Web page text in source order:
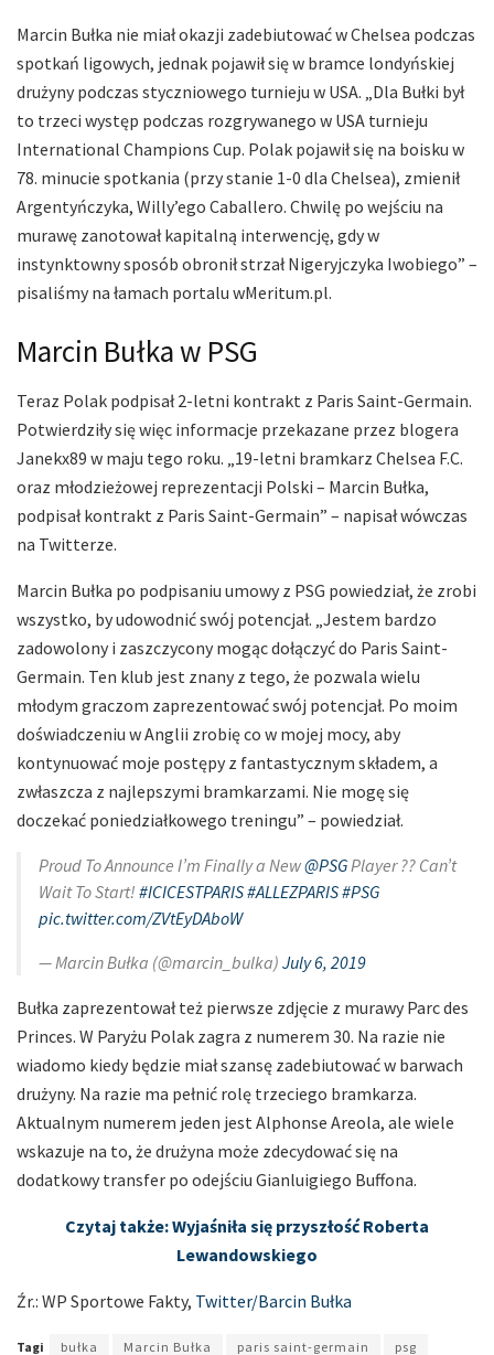
Marcin Bułka nie miał okazji zadebiutować w Chelsea podczas
spotkań ligowych, jednak pojawił się w bramce londyńskiej
drużyny podczas styczniowego turnieju w USA. „Dla Bułki był
to trzeci występ podczas rozgrywanego w USA turnieju
International Champions Cup. Polak pojawił się na boisku w
78. minucie spotkania (przy stanie 1-0 dla Chelsea), zmienił
Argentyńczyka, Willy’ego Caballero. Chwilę po wejściu na
murawę zanotował kapitalną interwencję, gdy w
instynktowny sposób obronił strzał Nigeryjczyka Iwobiego” –
pisaliśmy na łamach portalu wMeritum.pl.
Marcin Bułka w PSG
Teraz Polak podpisał 2-letni kontrakt z Paris Saint-Germain.
Potwierdziły się więc informacje przekazane przez blogera
Janekx89 w maju tego roku. „19-letni bramkarz Chelsea F.C.
oraz młodzieżowej reprezentacji Polski – Marcin Bułka,
podpisał kontrakt z Paris Saint-Germain” – napisał wówczas
na Twitterze.
Marcin Bułka po podpisaniu umowy z PSG powiedział, że zrobi
wszystko, by udowodnić swój potencjał. „Jestem bardzo
zadowolony i zaszczycony mogąc dołączyć do Paris Saint-
Germain. Ten klub jest znany z tego, że pozwala wielu
młodym graczom zaprezentować swój potencjał. Po moim
doświadczeniu w Anglii zrobię co w mojej mocy, aby
kontynuować moje postępy z fantastycznym składem, a
zwłaszcza z najlepszymi bramkarzami. Nie mogę się
doczekać poniedziałkowego treningu” – powiedział.
Proud To Announce I’m Finally a New@PSG Player ?? Can’t
Wait To Start! #ICICESTPARIS#ALLEZPARIS#PSG
pic.twitter.com/ZVtEyDAboW
— Marcin Bułka (@marcin_bulka) July 6, 2019
Bułka zaprezentował też pierwsze zdjęcie z murawy Parc des
Princes. W Paryżu Polak zagra z numerem 30. Na razie nie
wiadomo kiedy będzie miał szansę zadebiutować w barwach
drużyny. Na razie ma pełnić rolę trzeciego bramkarza.
Aktualnym numerem jeden jest Alphonse Areola, ale wiele
wskazuje na to, że drużyna może zdecydować się na
dodatkowy transfer po odejściu Gianluigiego Buffona.
Czytaj także: Wyjaśniła się przyszłość Roberta
Lewandowskiego
Źr.: WP Sportowe Fakty, Twitter/Barcin Bułka
Tagi bułka Marcin Bułka paris saint-germain psg